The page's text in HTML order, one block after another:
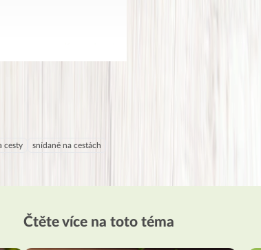
cesty snídaně na cestách
Čtěte více na toto téma